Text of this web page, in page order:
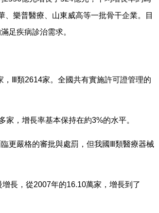
樂普醫療、山東威高等一批骨干企業。目
足疾病診治需求。
Ⅲ類2614家。全國共有實施許可證管理的
，增長率基本保持在約3%的水平。
更嚴格的審批與處罰，但我國Ⅲ類醫療器械
長，從2007年的16.10萬家，增長到了